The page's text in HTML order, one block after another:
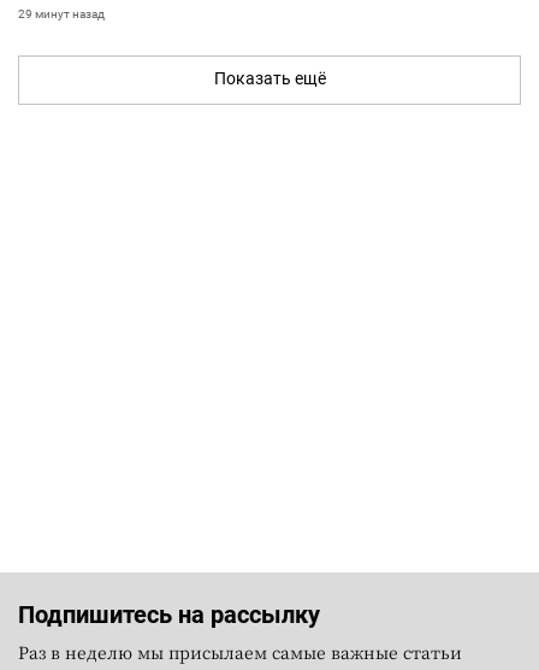
29 минут назад
Показать ещё
Подпишитесь на рассылку
Раз в неделю мы присылаем самые важные статьи